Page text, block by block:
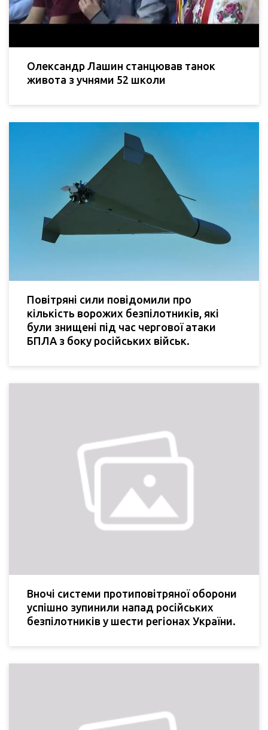
Олександр Лашин станцював танок
живота з учнями 52 школи
Повітряні сили повідомили про
кількість ворожих безпілотників, які
були знищені під час чергової атаки
БПЛА з боку російських військ.
Вночі системи протиповітряної оборони
успішно зупинили напад російських
безпілотників у шести регіонах України.